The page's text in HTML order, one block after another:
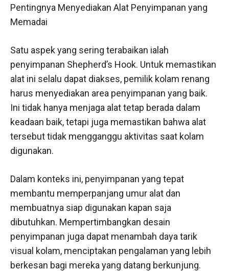
Pentingnya Menyediakan Alat Penyimpanan yang
Memadai
Satu aspek yang sering terabaikan ialah
penyimpanan Shepherd’s Hook. Untuk memastikan
alat ini selalu dapat diakses, pemilik kolam renang
harus menyediakan area penyimpanan yang baik.
Ini tidak hanya menjaga alat tetap berada dalam
keadaan baik, tetapi juga memastikan bahwa alat
tersebut tidak mengganggu aktivitas saat kolam
digunakan.
Dalam konteks ini, penyimpanan yang tepat
membantu memperpanjang umur alat dan
membuatnya siap digunakan kapan saja
dibutuhkan. Mempertimbangkan desain
penyimpanan juga dapat menambah daya tarik
visual kolam, menciptakan pengalaman yang lebih
berkesan bagi mereka yang datang berkunjung.